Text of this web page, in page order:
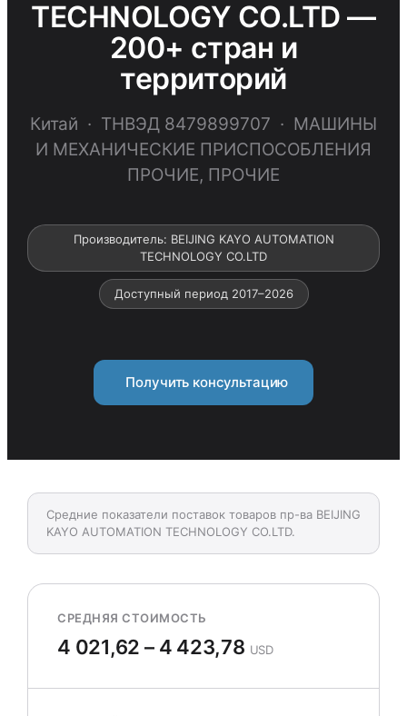
TECHNOLOGY CO.LTD —
200+ стран и
территорий
Китай · ТНВЭД 8479899707 · МАШИНЫ
И МЕХАНИЧЕСКИЕ ПРИСПОСОБЛЕНИЯ
ПРОЧИЕ, ПРОЧИЕ
Производитель: BEIJING KAYO AUTOMATION
TECHNOLOGY CO.LTD
Доступный период 2017–2026
Получить консультацию
Средние показатели поставок товаров пр-ва BEIJING
KAYO AUTOMATION TECHNOLOGY CO.LTD.
СРЕДНЯЯ СТОИМОСТЬ
4 021,62 – 4 423,78 USD